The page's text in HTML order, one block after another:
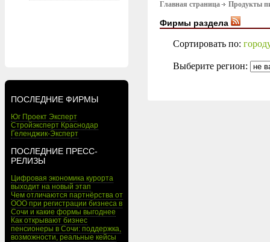
ПОСЛЕДНИЕ ФИРМЫ
Юг Проект Эксперт
Стройэксперт Краснодар
Геленджик-Эксперт
ПОСЛЕДНИЕ ПРЕСС-
РЕЛИЗЫ
Цифровая экономика курорта
выходит на новый этап
Чем отличаются партнёрства от
ООО при регистрации бизнеса в
Сочи и какие формы выгоднее
Как открывают бизнес
пенсионеры в Сочи: поддержка,
возможности, реальные кейсы
Главная страница Продукты
Фирмы раздела
Сортировать по:
Выберите регион: